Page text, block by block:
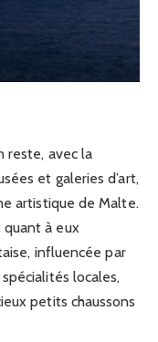
reste, avec la
et galeries d’art,
artistique de Malte.
quant à eux
influencée par
locales,
petits chaussons